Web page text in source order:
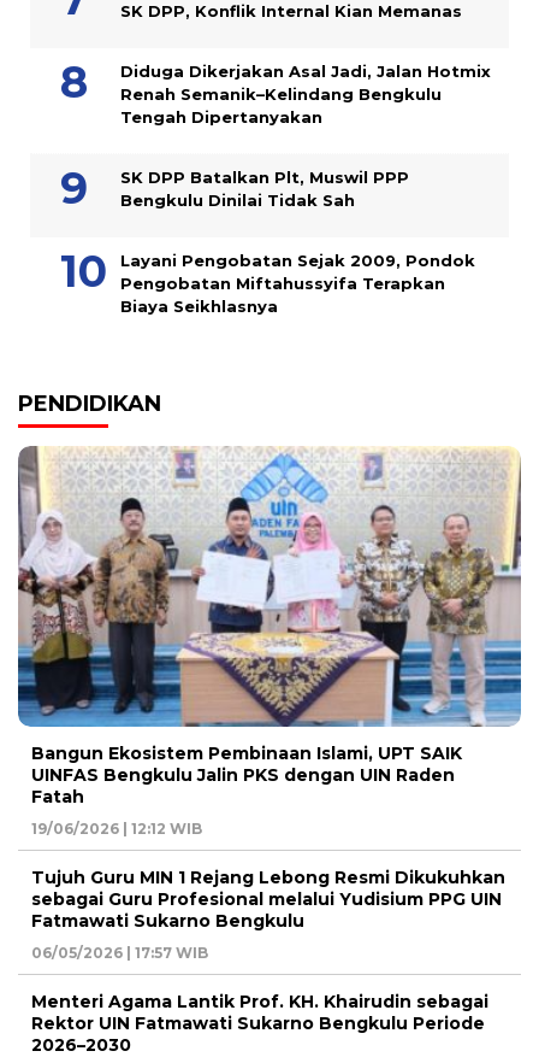
SK DPP, Konflik Internal Kian Memanas
Diduga Dikerjakan Asal Jadi, Jalan Hotmix
Renah Semanik–Kelindang Bengkulu
Tengah Dipertanyakan
SK DPP Batalkan Plt, Muswil PPP
Bengkulu Dinilai Tidak Sah
Layani Pengobatan Sejak 2009, Pondok
Pengobatan Miftahussyifa Terapkan
Biaya Seikhlasnya
PENDIDIKAN
Bangun Ekosistem Pembinaan Islami, UPT SAIK
UINFAS Bengkulu Jalin PKS dengan UIN Raden
Fatah
19/06/2026 | 12:12 WIB
Tujuh Guru MIN 1 Rejang Lebong Resmi Dikukuhkan
sebagai Guru Profesional melalui Yudisium PPG UIN
Fatmawati Sukarno Bengkulu
06/05/2026 | 17:57 WIB
Menteri Agama Lantik Prof. KH. Khairudin sebagai
Rektor UIN Fatmawati Sukarno Bengkulu Periode
2026–2030